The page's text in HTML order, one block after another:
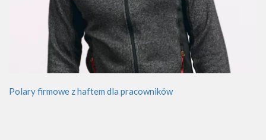
Polary firmowe z haftem dla pracowników